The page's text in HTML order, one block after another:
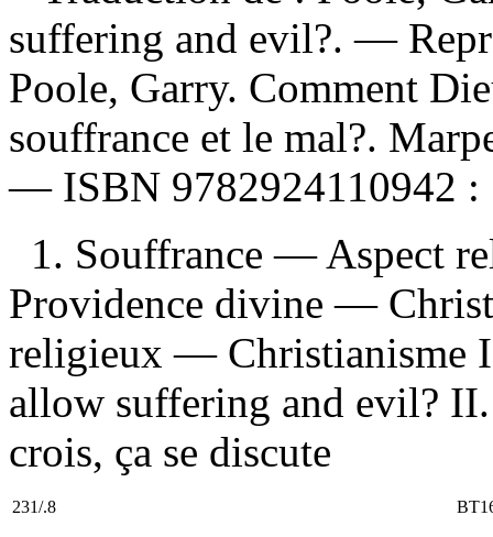
suffering and evil?. —
Poole, Garry. Comment
souffrance et le mal?.
— ISBN 9782924110942 :
1. Souffrance — Aspect
Providence divine —
religieux — Christianisme
allow suffering and evil?
crois, ça se discute
231/.8